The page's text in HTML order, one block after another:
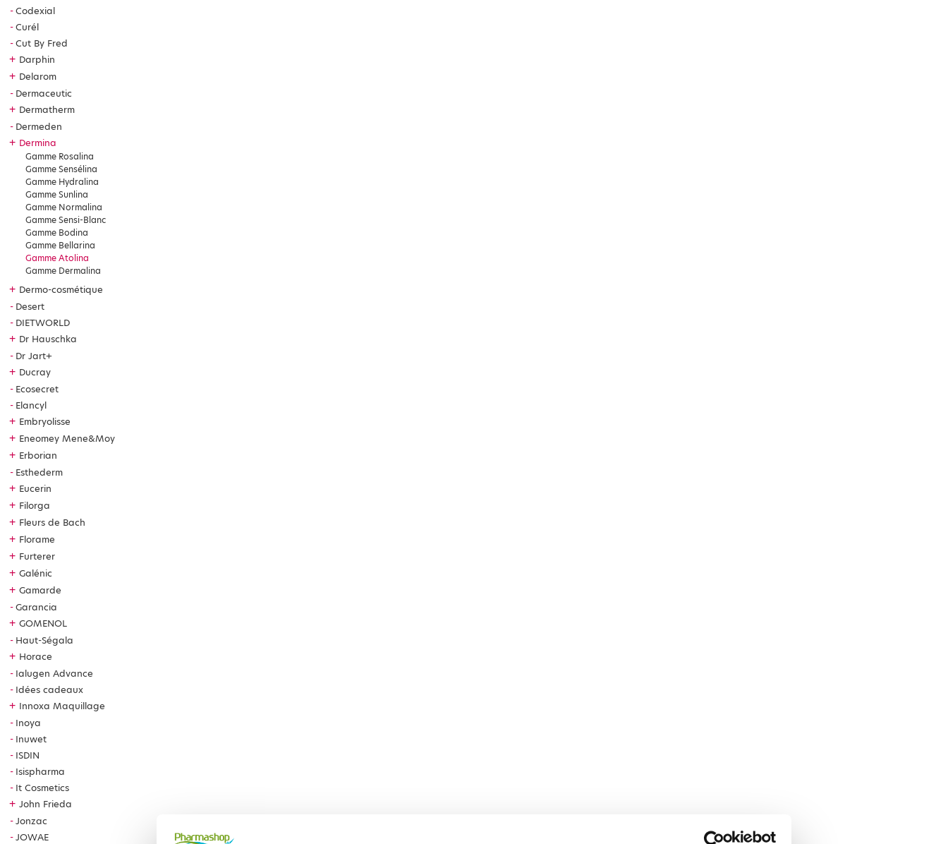
Codexial
Curél
Cut By Fred
+ Darphin
+ Delarom
Dermaceutic
+ Dermatherm
Dermeden
+ Dermina
Gamme Rosalina
Gamme Sensélina
Gamme Hydralina
Gamme Sunlina
Gamme Normalina
Gamme Sensi-Blanc
Gamme Bodina
Gamme Bellarina
Gamme Atolina
Gamme Dermalina
+ Dermo-cosmétique
Desert
DIETWORLD
+ Dr Hauschka
Dr Jart+
+ Ducray
Ecosecret
Elancyl
+ Embryolisse
+ Eneomey Mene&Moy
+ Erborian
Esthederm
+ Eucerin
+ Filorga
+ Fleurs de Bach
+ Florame
+ Furterer
+ Galénic
+ Gamarde
Garancia
+ GOMENOL
Haut-Ségala
+ Horace
Ialugen Advance
Idées cadeaux
+ Innoxa Maquillage
Inoya
Inuwet
ISDIN
Isispharma
It Cosmetics
+ John Frieda
Jonzac
JOWAE